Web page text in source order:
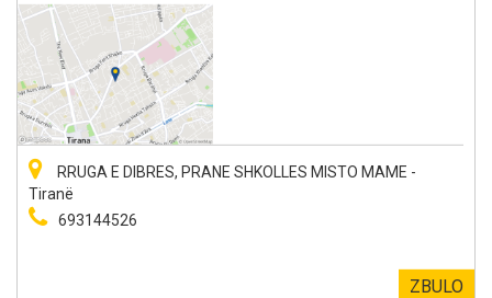
RRUGA E DIBRES, PRANE SHKOLLES MISTO MAME -
Tiranë
693144526
ZBULO